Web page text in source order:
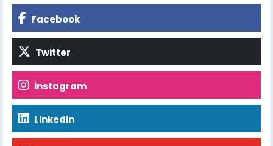
Facebook
Twitter
İnstagram
Linkedin